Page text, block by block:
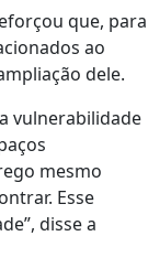
que, para
ao
dele.
vulnerabilidade
mesmo
Esse
disse a